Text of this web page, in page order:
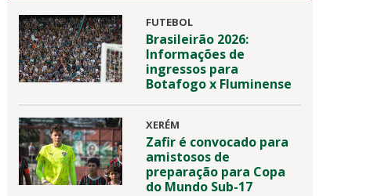
FUTEBOL
Brasileirão 2026:
Informações de
ingressos para
Botafogo x Fluminense
XERÉM
Zafir é convocado para
amistosos de
preparação para Copa
do Mundo Sub-17